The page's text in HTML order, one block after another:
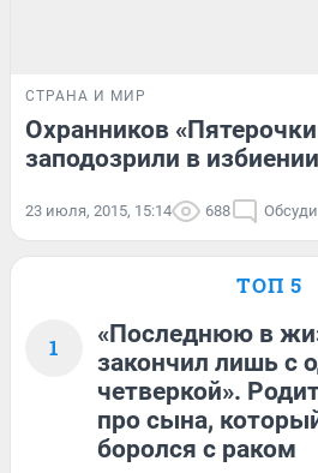
СТРАНА И МИР
Охранников
заподозрили в
23 июля, 2015, 15:14 688
ТОП 5
1
«Последнюю в
закончил лишь с
четверкой».
про сына,
боролся с раком